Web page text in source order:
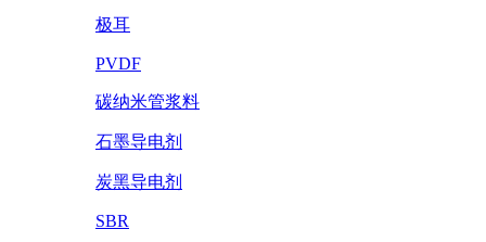
极耳
PVDF
碳纳米管浆料
石墨导电剂
炭黑导电剂
SBR